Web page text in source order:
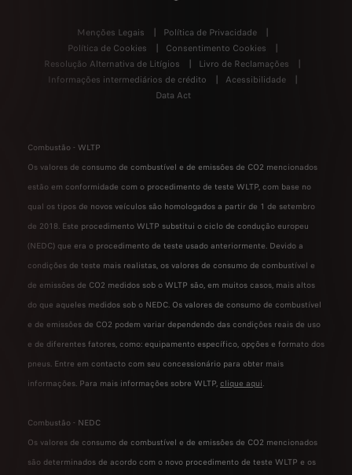
Menções Legais
Política de Privacidade
Política de Cookies
Consentimento Cookies
Resolução Alternativa de Litígios
Livro de Reclamações
Informações intermediários de crédito
Acessibilidade
Data Act
Combustão - WLTP
Os valores de consumo de combustível e de emissões de CO2 mencionados
estão em conformidade com o procedimento de teste WLTP, com base no
qual os tipos de novos veículos são homologados a partir de 1 de setembro
de 2018. Este procedimento WLTP substitui o ciclo de condução europeu
(NEDC) que era o procedimento de teste usado anteriormente. Devido a
condições de teste mais realistas, os valores de consumo de combustível e
de emissões de CO2 medidos sob o WLTP são, em muitos casos, mais altos
do que aqueles medidos sob o NEDC. Os valores de consumo de combustível
e de emissões de CO2 podem variar dependendo das condições reais de uso
e de diferentes fatores, como: equipamento específico, opções e formato dos
pneus. Entre em contacto com seu concessionário para obter mais
informações. Para mais informações sobre WLTP, clique aqui.
Combustão - NEDC
Os valores de consumo de combustível e de emissões de CO2 mencionados
são determinados de acordo com o novo procedimento de teste WLTP e os